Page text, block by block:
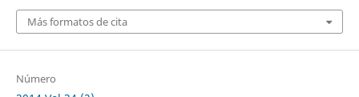
Más formatos de cita
Número